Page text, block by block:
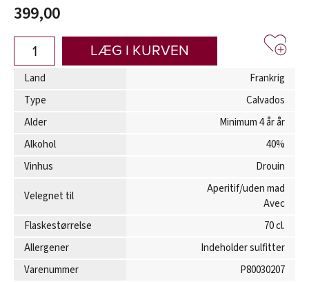
399,00
LÆG I KURVEN
Land
Frankrig
Type
Calvados
Alder
Minimum 4 år år
Alkohol
40%
Vinhus
Drouin
Velegnet til
Aperitif/uden mad
Avec
Flaskestørrelse
70 cl.
Allergener
Indeholder sulfitter
Varenummer
P80030207